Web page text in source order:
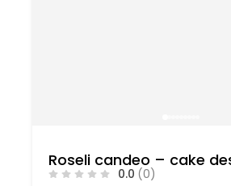
Roseli candeo – cake
0.0 (0)